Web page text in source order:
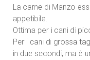
La carne di Manzo
appetibile.
Ottima per i cani di
Per i cani di grossa
in due secondi, ma è